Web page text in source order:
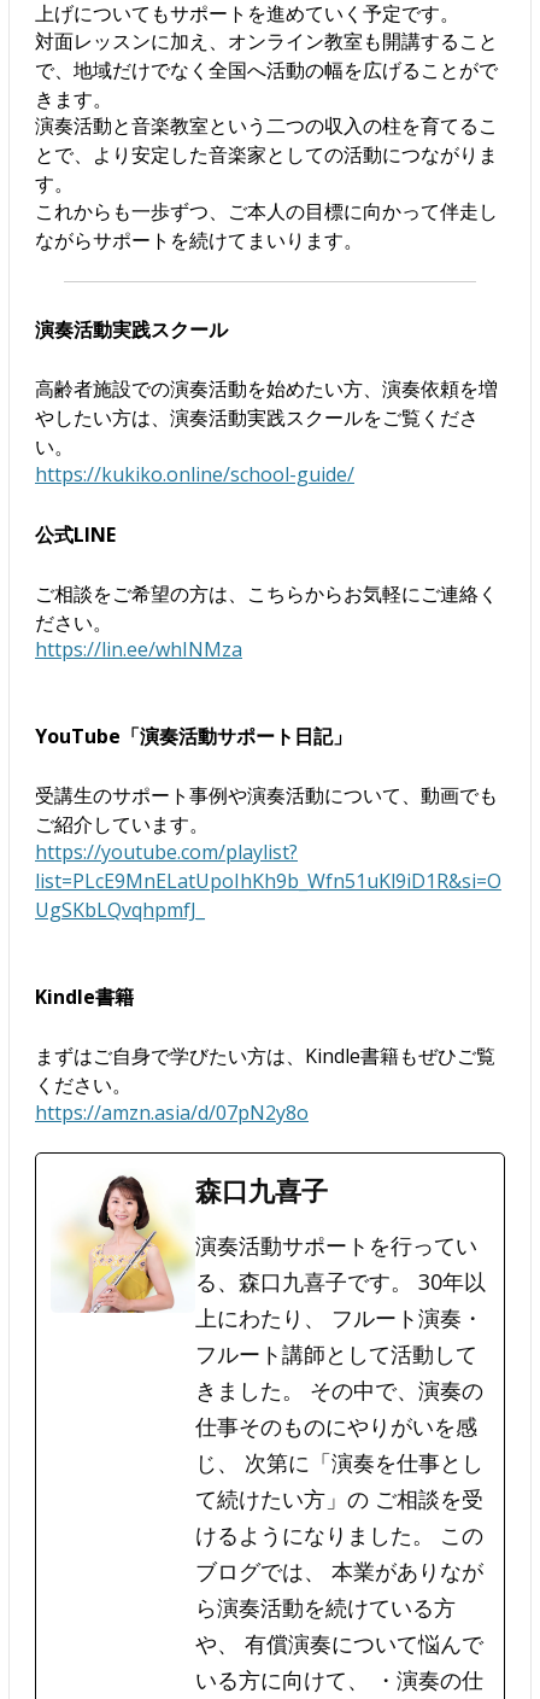
上げについてもサポートを進めていく予定です。
対面レッスンに加え、オンライン教室も開講すること
で、地域だけでなく全国へ活動の幅を広げることがで
きます。
演奏活動と音楽教室という二つの収入の柱を育てるこ
とで、より安定した音楽家としての活動につながりま
す。
これからも一歩ずつ、ご本人の目標に向かって伴走し
ながらサポートを続けてまいります。
演奏活動実践スクール
高齢者施設での演奏活動を始めたい方、演奏依頼を増
やしたい方は、演奏活動実践スクールをご覧くださ
い。
https://kukiko.online/school-guide/
公式LINE
ご相談をご希望の方は、こちらからお気軽にご連絡く
ださい。
https://lin.ee/whINMza
YouTube「演奏活動サポート日記」
受講生のサポート事例や演奏活動について、動画でも
ご紹介しています。
https://youtube.com/playlist?
list=PLcE9MnELatUpoIhKh9b_Wfn51uKl9iD1R&si=O
UgSKbLQvqhpmfJ_
Kindle書籍
まずはご自身で学びたい方は、Kindle書籍もぜひご覧
ください。
https://amzn.asia/d/07pN2y8o
森口九喜子
演奏活動サポートを行ってい
る、森口九喜子です。 30年以
上にわたり、 フルート演奏・
フルート講師として活動して
きました。 その中で、演奏の
仕事そのものにやりがいを感
じ、 次第に「演奏を仕事とし
て続けたい方」の ご相談を受
けるようになりました。 この
ブログでは、 本業がありなが
ら演奏活動を続けている方
や、 有償演奏について悩んで
いる方に向けて、 ・演奏の仕